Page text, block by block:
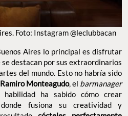
Foto: Instagram @leclubbacan
Aires lo principal es disfrutar
se destacan por sus extraordinarios
del mundo. Esto no habría sido
Ramiro Monteagudo, el barmanager
habilidad ha sabido cómo crear
donde fusiona su creatividad y